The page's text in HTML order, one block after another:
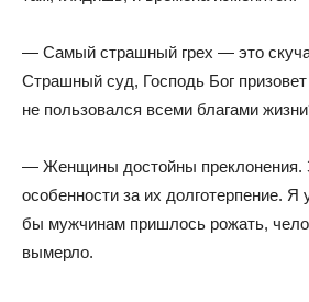
— Самый страшный грех — это
Страшный суд, Господь Бог
не пользовался всеми благами
— Женщины достойны преклонения.
особенности за их долготерпение. Я
бы мужчинам пришлось рожать,
вымерло.